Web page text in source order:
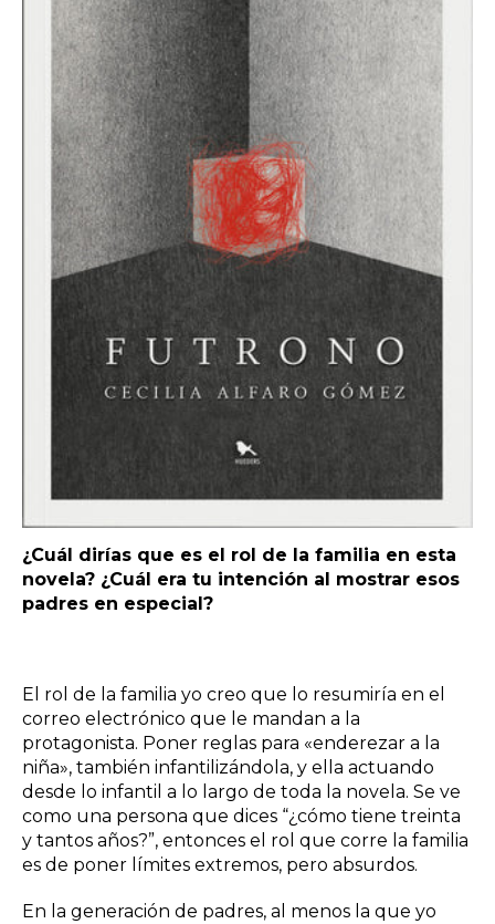
¿Cuál dirías que es el rol de la familia en esta
novela? ¿Cuál era tu intención al mostrar esos
padres en especial?
El rol de la familia yo creo que lo resumiría en el
correo electrónico que le mandan a la
protagonista. Poner reglas para «enderezar a la
niña», también infantilizándola, y ella actuando
desde lo infantil a lo largo de toda la novela. Se ve
como una persona que dices “¿cómo tiene treinta
y tantos años?”, entonces el rol que corre la familia
es de poner límites extremos, pero absurdos.
En la generación de padres, al menos la que yo